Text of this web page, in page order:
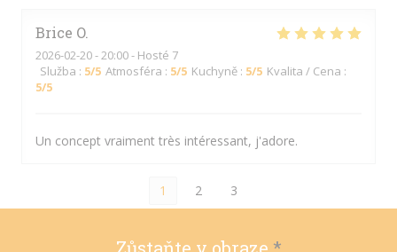
Brice O
2026-02-20- 20:00 - Hosté 7
Služba : 5/5 Atmosféra : 5/5 Kuchyně : 5/5 Kvalita / Cena :
5/5
Un concept vraiment très intéressant, j'adore.
1 2 3